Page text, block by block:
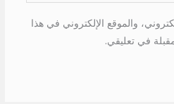
والموقع الإلكتروني في هذا
في تعليقي.